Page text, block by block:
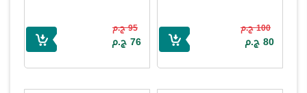
100 ج.م
80 ج.م
95 ج.م
76 ج.م